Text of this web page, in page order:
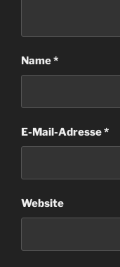
Name*
E-Mail-Adresse*
Website